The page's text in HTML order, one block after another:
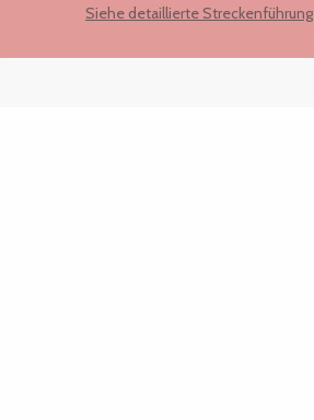
Siehe detaillierte Streckenführung